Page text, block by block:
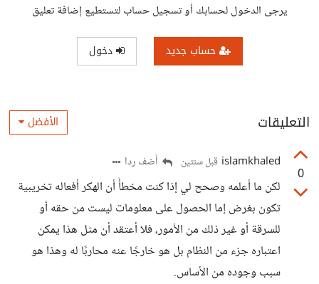
يرجى الدخول لحسابك أو تسجيل حساب لتستطيع إضافة تعليق
حساب جديد دخول
التعليقات الأفضل
0
islamkhaled قبل سنتين أضف ردا
لكن ما أعلمه وصحح لي إذا كنت مخطأً أن الهكر أفعاله تخريبية
تكون بغرض إما الحصول على معلومات ليست من حقه أو
للسرقة أو غير ذلك من الأمور، فلا أعتقد أن مثل هذا يمكن
اعتباره جزء من النظام بل هو خارجًا عنه محاربًا له وهذا هو
سبب وجوده من الأساس.